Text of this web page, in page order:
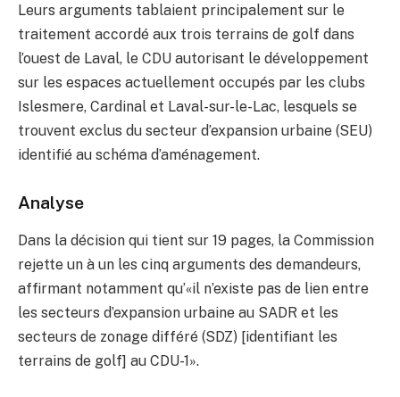
Leurs arguments tablaient principalement sur le
traitement accordé aux trois terrains de golf dans
l’ouest de Laval, le CDU autorisant le développement
sur les espaces actuellement occupés par les clubs
Islesmere, Cardinal et Laval-sur-le-Lac, lesquels se
trouvent exclus du secteur d’expansion urbaine (SEU)
identifié au schéma d’aménagement.
Analyse
Dans la décision qui tient sur 19 pages, la Commission
rejette un à un les cinq arguments des demandeurs,
affirmant notamment qu’«il n’existe pas de lien entre
les secteurs d’expansion urbaine au SADR et les
secteurs de zonage différé (SDZ) [identifiant les
terrains de golf] au CDU-1».